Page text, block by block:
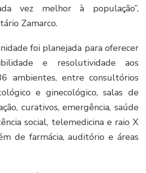
vez melhor à população”,
Zamarco.
foi planejada para oferecer
e resolutividade aos
ambientes, entre consultórios
e ginecológico, salas de
curativos, emergência, saúde
social, telemedicina e raio X
de farmácia, auditório e áreas